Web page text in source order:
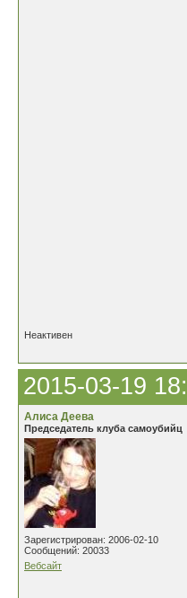
Неактивен
2015-03-19
Алиса Деева
Председатель клуба самоубийц
Зарегистрирован: 2006-02-10
Сообщений: 20033
Вебсайт